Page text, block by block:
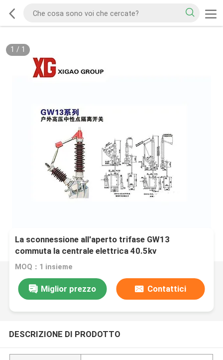
1 / 1
La sconnessione all'aperto trifase GW13
commuta la centrale elettrica 40.5kv
MOQ：1 insieme
Miglior prezzo Contattici
DESCRIZIONE DI PRODOTTO